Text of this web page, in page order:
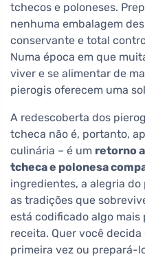
tchecos e poloneses.
nenhuma embalagem
conservante e total
Numa época em que
viver e se alimentar de
pierogis oferecem uma
A redescoberta dos
tcheca não é, portanto,
culinária – é um retorno
tcheca e polonesa
ingredientes, a alegria
as tradições que
está codificado algo
receita. Quer você
primeira vez ou prepará-